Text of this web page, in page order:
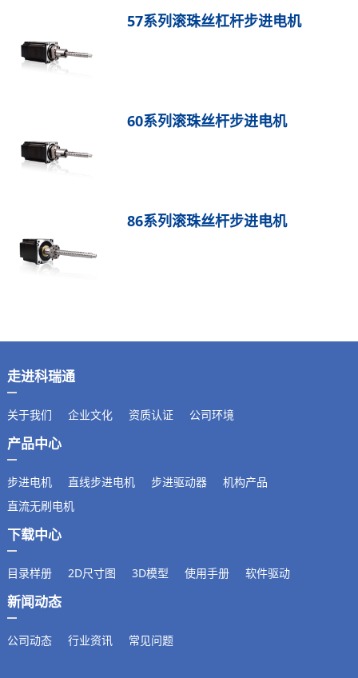
57系列滚珠丝杠杆步进电机
60系列滚珠丝杆步进电机
86系列滚珠丝杆步进电机
走进科瑞通
关于我们 企业文化 资质认证 公司环境
产品中心
步进电机 直线步进电机 步进驱动器
机构产品
直流无刷电机
下载中心
目录样册 2D尺寸图 3D模型 使用手册 软件驱动
新闻动态
公司动态 行业资讯 常见问题